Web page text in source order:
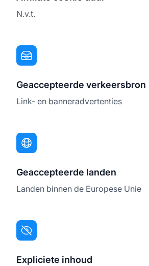
N.v.t.
Geaccepteerde verkeersbron
Link- en banneradvertenties
Geaccepteerde landen
Landen binnen de Europese Unie
Expliciete inhoud